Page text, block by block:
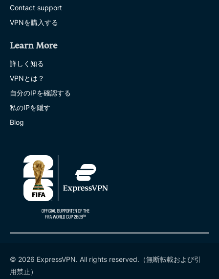
Contact support
VPNを購入する
Learn More
詳しく知る
VPNとは？
自分のIPを確認する
私のIPを隠す
Blog
© 2026 ExpressVPN. All rights reserved.（無断転載および引
用禁止）